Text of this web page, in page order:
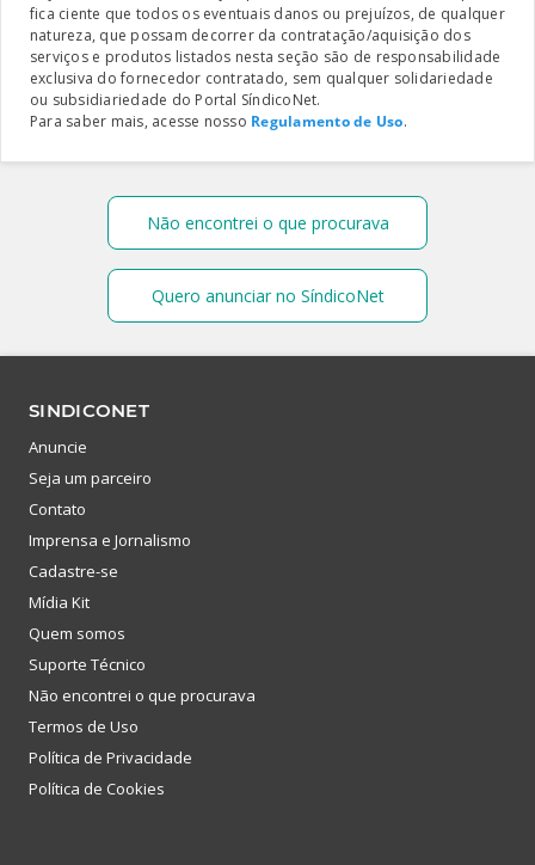
fica ciente que todos os eventuais danos ou prejuízos, de qualquer
natureza, que possam decorrer da contratação/aquisição dos
serviços e produtos listados nesta seção são de responsabilidade
exclusiva do fornecedor contratado, sem qualquer solidariedade
ou subsidiariedade do Portal SíndicoNet.
Para saber mais, acesse nosso Regulamento de Uso.
Não encontrei o que procurava
Quero anunciar no SíndicoNet
SINDICONET
Anuncie
Seja um parceiro
Contato
Imprensa e Jornalismo
Cadastre-se
Mídia Kit
Quem somos
Suporte Técnico
Não encontrei o que procurava
Termos de Uso
Política de Privacidade
Política de Cookies